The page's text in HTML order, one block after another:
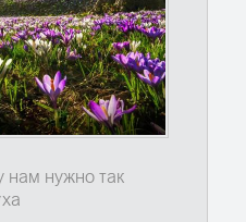
нам нужно так